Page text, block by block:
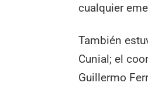
cualquier
También
Cunial; el
Guillermo